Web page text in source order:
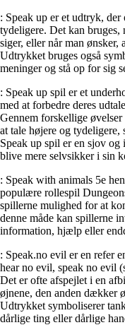
: Speak up er et udtryk,
tydeligere. Det kan bruges,
siger, eller når man ønsker,
Udtrykket bruges også
meninger og stå op for sig
: Speak up spil er et
med at forbedre deres
Gennem forskellige
at tale højere og tydeligere,
Speak up spil er en sjov og
blive mere selvsikker i sin
: Speak with animals 5e
populære rollespil
spillerne mulighed for at
denne måde kan spillerne
information, hjælp eller
: Speak.no evil er en refer
hear no evil, speak no evil
Det er ofte afspejlet i en
øjnene, den anden dækker
Udtrykket symboliserer
dårlige ting eller dårlige